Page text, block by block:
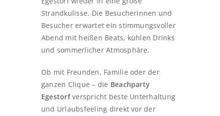
Strandkulisse. Die Besucherinnen und
Besucher erwartet ein stimmungsvoller
Abend mit heißen Beats, kühlen Drinks
und sommerlicher Atmosphäre.
Ob mit Freunden, Familie oder der
ganzen Clique – die Beachparty
Egestorfverspricht beste Unterhaltung
und Urlaubsfeeling direkt vor der